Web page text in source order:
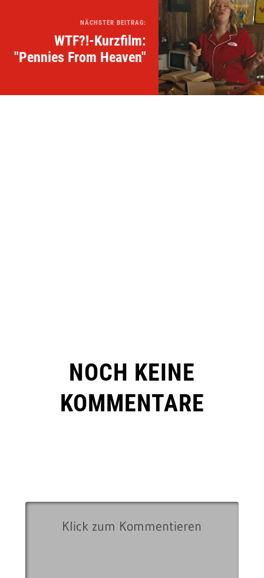
NÄCHSTER BEITRAG:
WTF?!-Kurzfilm:
"Pennies From Heaven"
NOCH KEINE
KOMMENTARE